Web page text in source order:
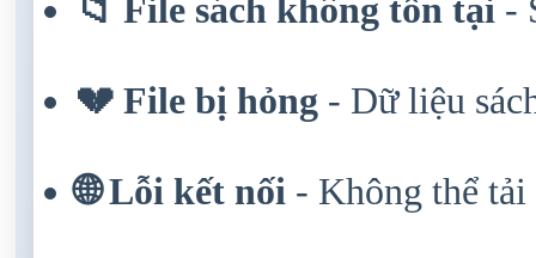
📁 File sách không tồn tại -
💔 File bị hỏng - Dữ liệu
🌐 Lỗi kết nối - Không thể